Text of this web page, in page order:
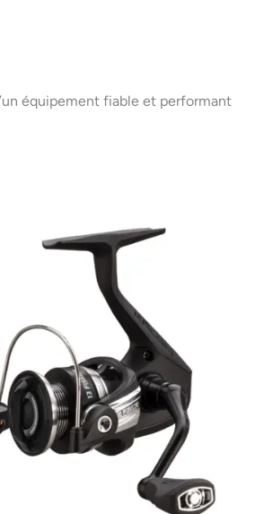
équipement fiable et performant